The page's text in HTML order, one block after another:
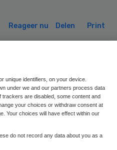
Reageer nu Delen Print
unique identifiers, on your device.
under we and our partners process data
trackers are disabled, some content and
your choices or withdraw consent at
Your choices will have effect within our
do not record any data about you as a